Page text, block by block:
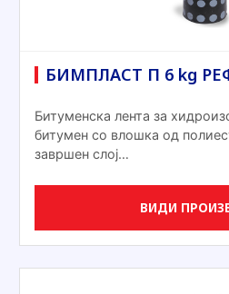
БИМПЛАСТ П 6 kg
Битуменска лента за
битумен со влошка од
завршен слој…
ВИДИ